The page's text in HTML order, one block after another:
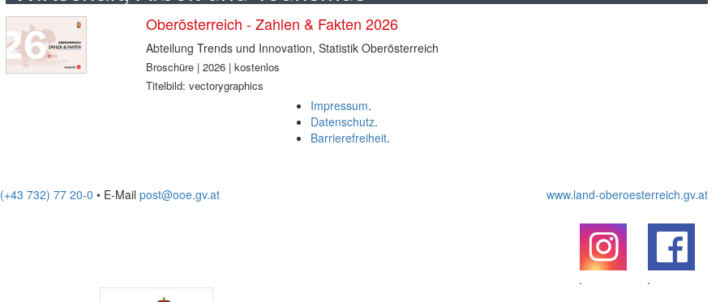
Oberösterreich - Zahlen & Fakten 2026
Abteilung Trends und Innovation, Statistik Oberösterreich
Broschüre | 2026 | kostenlos
Titelbild: vectorygraphics
Impressum.
Datenschutz.
Barrierefreiheit.
(+43 732) 77 20-0 • E-Mail post@ooe.gv.at www.land-oberoesterreich.gv.at
.
.